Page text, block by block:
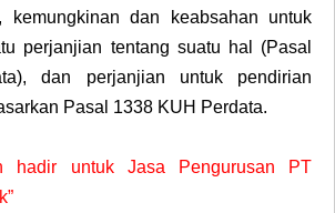
kemungkinan dan keabsahan untuk
perjanjian tentang suatu hal (Pasal
dan perjanjian untuk pendirian
Pasal 1338 KUH Perdata.
hadir untuk Jasa Pengurusan PT